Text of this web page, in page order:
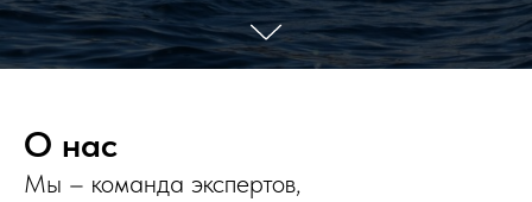
О нас
Мы – команда экспертов,